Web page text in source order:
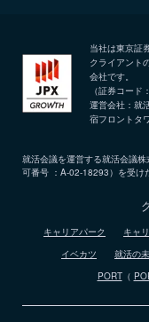
当社は東京証
クライアント
会社です。
（証券コード
運営会社：就
宿フロントタ
就活会議を運営する就活会議
可番号 ：A-02-18293）を受け